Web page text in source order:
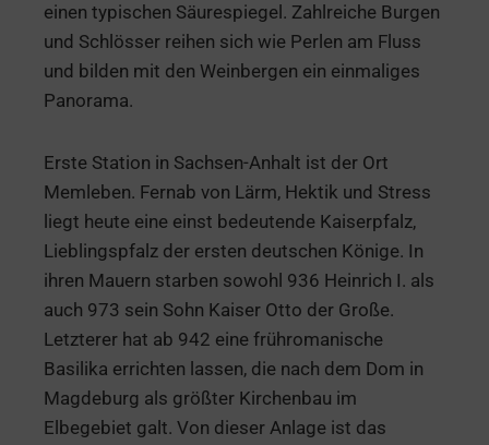
einen typischen Säurespiegel. Zahlreiche Burgen
und Schlösser reihen sich wie Perlen am Fluss
und bilden mit den Weinbergen ein einmaliges
Panorama.
Erste Station in Sachsen-Anhalt ist der Ort
Memleben. Fernab von Lärm, Hektik und Stress
liegt heute eine einst bedeutende Kaiserpfalz,
Lieblingspfalz der ersten deutschen Könige. In
ihren Mauern starben sowohl 936 Heinrich I. als
auch 973 sein Sohn Kaiser Otto der Große.
Letzterer hat ab 942 eine frühromanische
Basilika errichten lassen, die nach dem Dom in
Magdeburg als größter Kirchenbau im
Elbegebiet galt. Von dieser Anlage ist das